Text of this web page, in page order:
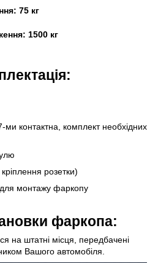
75 кг
1500 кг
ми контактна, комплект необхідних
розетки)
для монтажу фаркопу
фаркопа:
на штатні місця, передбачені
Вашого автомобіля.